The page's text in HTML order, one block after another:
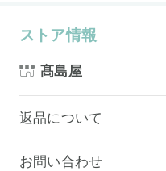
ストア情報
髙島屋
返品について
お問い合わせ